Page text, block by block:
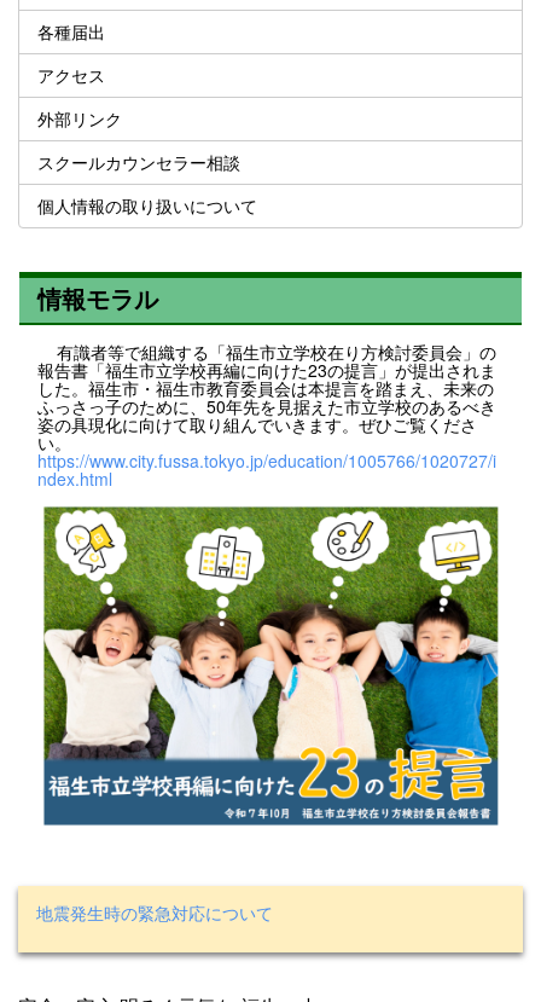
各種届出
アクセス
外部リンク
スクールカウンセラー相談
個人情報の取り扱いについて
情報モラル
有識者等で組織する「福生市立学校在り方検討委員会」の
報告書「福生市立学校再編に向けた23の提言」が提出されま
した。福生市・福生市教育委員会は本提言を踏まえ、未来の
ふっさっ子のために、50年先を見据えた市立学校のあるべき
姿の具現化に向けて取り組んでいきます。ぜひご覧くださ
い。
https://www.city.fussa.tokyo.jp/education/1005766/1020727/i
ndex.html
地震発生時の緊急対応について